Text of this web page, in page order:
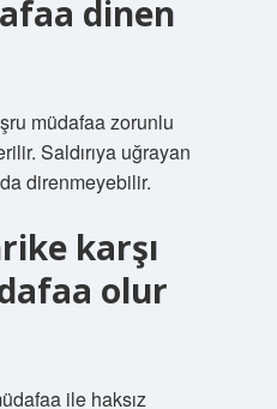
dinen
müdafaa zorunlu
Saldırıya uğrayan
direnmeyebilir.
karşı
olur
ile haksız